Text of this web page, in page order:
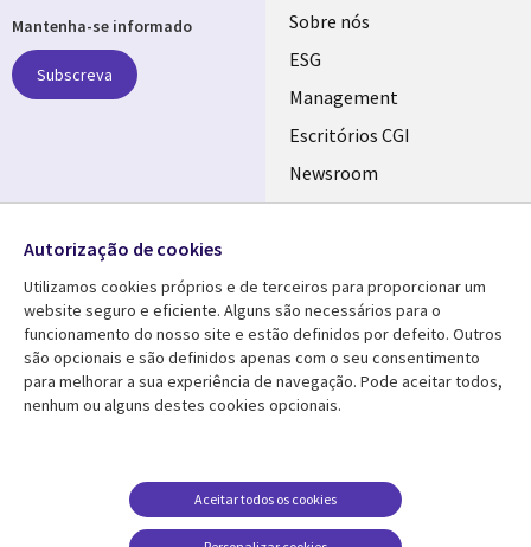
Useful
links
PORTUGAL
Sobre nós
ESG
Management
Escritórios CGI
Newsroom
Ecossistema de
Fusões
Media Center
Library
PORTUGAL
AJUDA
Legal
Acessibilidade
Ethics-Hotline
Mantenha-se informado
Subscreva
Social
Media
PORTUGAL
Autorização de cookies
Utilizamos cookies próprios e de terceiros para proporcionar um
website seguro e eficiente. Alguns são necessários para o
funcionamento do nosso site e estão definidos por defeito. Outros
são opcionais e são definidos apenas com o seu consentimento
para melhorar a sua experiência de navegação. Pode aceitar todos,
nenhum ou alguns destes cookies opcionais.
Aceitar todos os cookies